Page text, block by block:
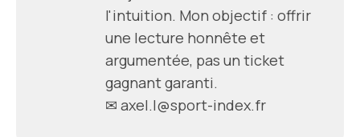
l'intuition. Mon objectif : offrir
une lecture honnête et
argumentée, pas un ticket
gagnant garanti.
✉ axel.l@sport-index.fr